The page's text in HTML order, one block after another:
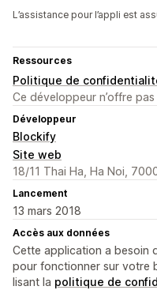
L’assistance pour l’appli est
Ressources
Politique de
Ce développeur n’offre
Développeur
Blockify
Site web
18/11 Thai Ha, Ha Noi,
Lancement
13 mars 2018
Accès aux données
Cette application a besoin
pour fonctionner sur votre
lisant la politique de